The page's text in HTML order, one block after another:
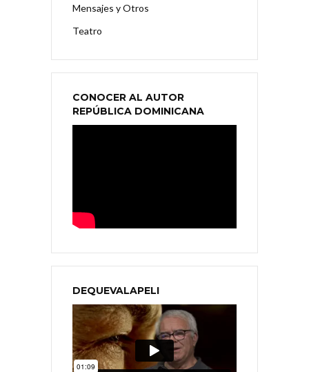
Mensajes y Otros
Teatro
CONOCER AL AUTOR
REPÚBLICA DOMINICANA
DEQUEVALAPELI